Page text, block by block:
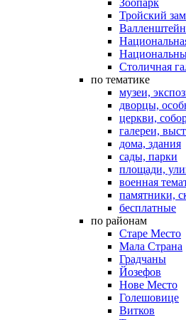
Зоопарк
Тройский
Столичная
по тематике
музеи,
дворцы,
церкви,
галереи,
дома, здания
сады, парки
площади,
военная
памятники,
бесплатные
по районам
Старе Место
Мала Страна
Градчаны
Йозефов
Нове Место
Голешовице
Витков